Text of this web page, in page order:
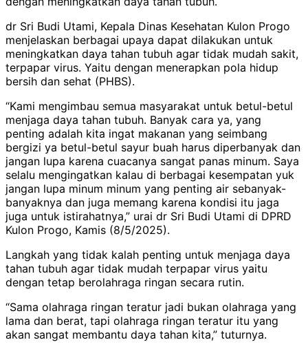
dr Sri Budi Utami, Kepala Dinas Kesehatan Kulon Progo
menjelaskan berbagai upaya dapat dilakukan untuk
meningkatkan daya tahan tubuh agar tidak mudah sakit,
terpapar virus. Yaitu dengan menerapkan pola hidup
bersih dan sehat (PHBS).
“Kami mengimbau semua masyarakat untuk betul-betul
menjaga daya tahan tubuh. Banyak cara ya, yang
penting adalah kita ingat makanan yang seimbang
bergizi ya betul-betul sayur buah harus diperbanyak dan
jangan lupa karena cuacanya sangat panas minum. Saya
selalu mengingatkan kalau di berbagai kesempatan yuk
jangan lupa minum minum yang penting air sebanyak-
banyaknya dan juga memang karena kondisi itu jaga
juga untuk istirahatnya,” urai dr Sri Budi Utami di DPRD
Kulon Progo, Kamis (8/5/2025).
Langkah yang tidak kalah penting untuk menjaga daya
tahan tubuh agar tidak mudah terpapar virus yaitu
dengan tetap berolahraga ringan secara rutin.
“Sama olahraga ringan teratur jadi bukan olahraga yang
lama dan berat, tapi olahraga ringan teratur itu yang
akan sangat membantu daya tahan kita,” tuturnya.